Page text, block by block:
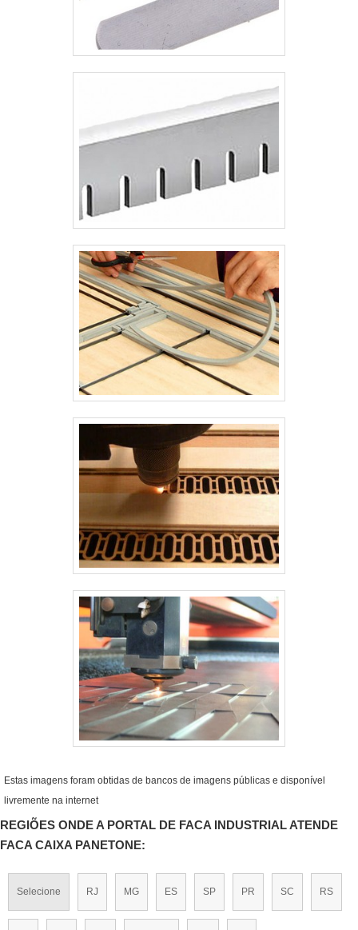
Estas imagens foram obtidas de bancos de imagens públicas e disponível
livremente na internet
REGIÕES ONDE A PORTAL DE FACA INDUSTRIAL ATENDE
FACA CAIXA PANETONE:
Selecione RJ MG ES SP PR SC RS